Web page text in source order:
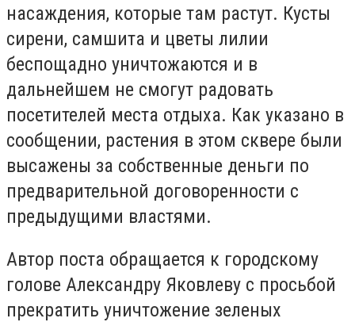
насаждения, которые там растут. Кусты
сирени, самшита и цветы лилии
беспощадно уничтожаются и в
дальнейшем не смогут радовать
посетителей места отдыха. Как указано в
сообщении, растения в этом сквере были
высажены за собственные деньги по
предварительной договоренности с
предыдущими властями.
Автор поста обращается к городскому
голове Александру Яковлеву с просьбой
прекратить уничтожение зеленых